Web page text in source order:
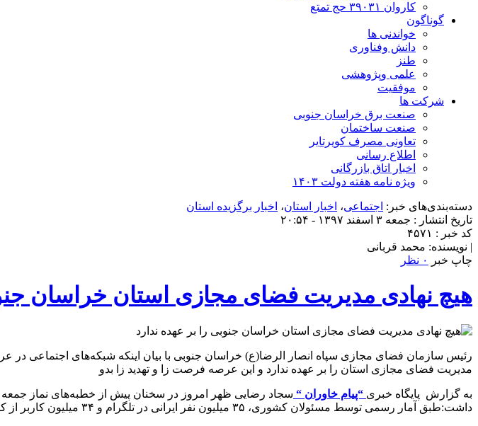
کاروان ۳۹۰۳۱ حج تمتع
گوناگون
خواندنی ها
دانش وفناوری
طنز
علمی وپژوهشی
موفقیت
شرکت ها
صنعت برق خراسان جنوبی
صنعت ساختمان
تعاونی مصرف کویرتایر
اطلاع رسانی
اخبار اتاق بازرگانی
ویژه نامه هفته دولت ۱۴۰۳
دسته‌بندی‌های خبر: اجتماعی، اخبار استان، اخبار برگزیده استان
تاریخ انتشار : جمعه ۳ اسفند ۱۳۹۷ - ۲۰:۵۴
کد خبر : ۴۵۷۱
| نویسنده: محمد قربانی
چاپ خبر
۰ نظر
هیچ نهادی مدیریت فضای مجازی استان خراسان
رئیس سازمان فضای مجازی سپاه انصار الرضا(ع) خراسان جنوبی با بیان اینکه شبکه‌های اجتماعی
مدیریت فضای مجازی استان را بر عهده ندارد و این عرصه فرصت زا و تهدید زا بدو
به گزارش پایگاه خبری “پیام خاوران “ سجاد رضایی ظهر امروز در سخنان پیش از خطبه‌های نماز
داشت:طبق آمار رسمی توسط مسئولان کشوری، ۳۵ میلیون نفر ایرانی در تلگرام و ۳۴ میلیون کاربر از کشور عزیزمان در شبکه اجتماعی اینستاگرام فعالیت دارند.